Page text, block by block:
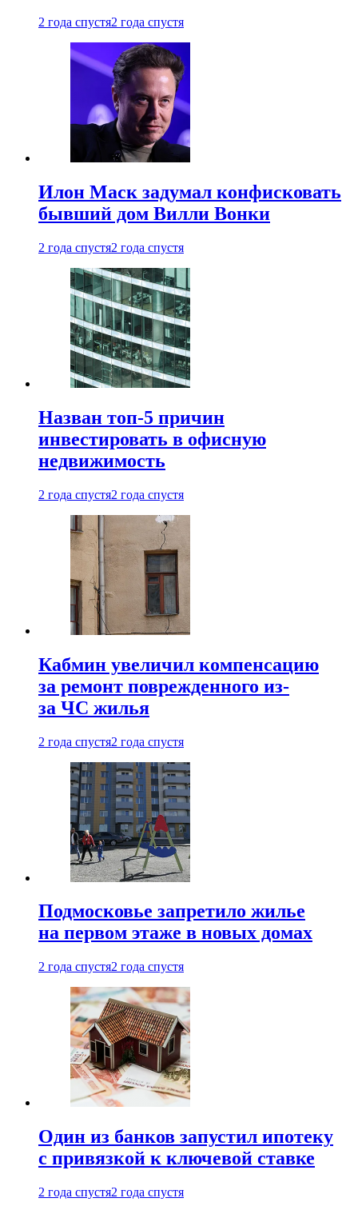
2 года спустя2 года спустя
Илон Маск задумал конфисковать
бывший дом Вилли Вонки
2 года спустя2 года спустя
Назван топ-5 причин
инвестировать в офисную
недвижимость
2 года спустя2 года спустя
Кабмин увеличил компенсацию
за ремонт поврежденного из-
за ЧС жилья
2 года спустя2 года спустя
Подмосковье запретило жилье
на первом этаже в новых домах
2 года спустя2 года спустя
Один из банков запустил ипотеку
с привязкой к ключевой ставке
2 года спустя2 года спустя